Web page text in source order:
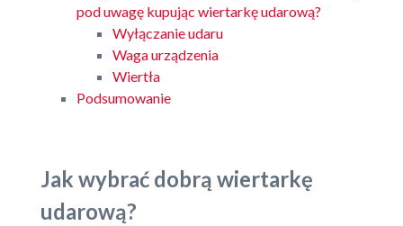
pod uwagę kupując wiertarkę udarową?
Wyłączanie udaru
Waga urządzenia
Wiertła
Podsumowanie
Jak wybrać dobrą wiertarkę
udarową?